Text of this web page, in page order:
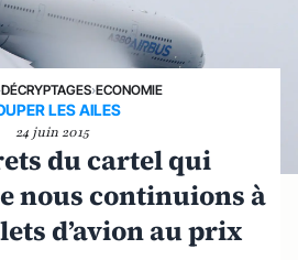
DÉCRYPTAGES›ECONOMIE
LES AILES
24 juin 2015
du cartel qui
nous continuions à
d’avion au prix